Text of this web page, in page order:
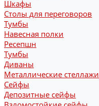
Шкафы
Столы для переговоров
Тумбы
Навесная полки
Ресепшн
Тумбы
Диваны
Металлические стеллажи
Сейфы
Депозитные сейфы